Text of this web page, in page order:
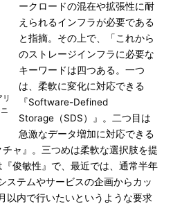
ークロードの混在や拡張性に耐
えられるインフラが必要である
と指摘。その上で、「これから
のストレージインフラに必要な
キーワードは四つある。一つ
は、柔軟に変化に対応できる
『Software-Defined
Storage（SDS）』。二つ目は
急激なデータ増加に対応できる
チャ』。三つめは柔軟な選択肢を提
俊敏性』で、最近では、通常半年
ステムやサービスの企画からカッ
以内で行いたいというような要求